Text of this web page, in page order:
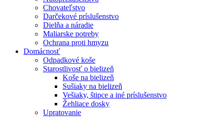
Chovateľstvo
Darčekové príslušenstvo
Dielňa a náradie
Maliarske potreby
Ochrana proti hmyzu
Domácnosť
Odpadkové koše
Starostlivosť o bielizeň
Koše na bielizeň
Sušiaky na bielizeň
Vešiaky, štipce a iné príslušenstvo
Žehliace dosky
Upratovanie